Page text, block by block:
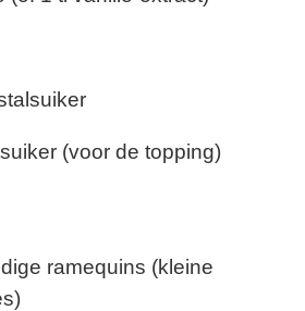
(voor de topping)
ramequins (kleine